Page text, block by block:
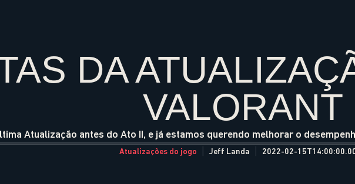
DA
VALORANT
Atualização antes do Ato II, e já estamos querendo melhorar o
Atualizações do jogo Jeff Landa 2022-02-